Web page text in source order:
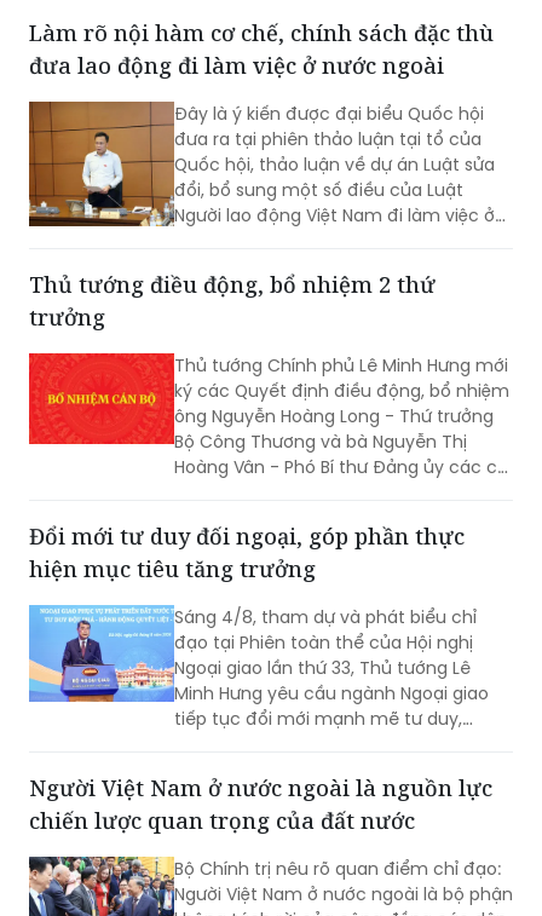
gọn, dễ thực hiện và có sức sống lâu
dài; làm cho tổ chức mạnh hơn, bộ
máy thông suốt và trách nhiệm rõ hơn,
quyền lực được kiểm soát tốt hơn, chất
lượng đảng viên và tổ chức cơ sở đảng
cao hơn...
Làm rõ nội hàm cơ chế, chính sách đặc thù
đưa lao động đi làm việc ở nước ngoài
Đây là ý kiến được đại biểu Quốc hội
đưa ra tại phiên thảo luận tại tổ của
đổi, bổ sung một số điều của Luật
Người lao động Việt Nam đi làm việc ở
Thủ tướng điều động, bổ nhiệm 2 thứ
trưởng
Thủ tướng Chính phủ Lê Minh Hưng mới
ký các Quyết định điều động, bổ nhiệm
Bộ Công Thương và bà Nguyễn Thị
Hoàng Vân - Phó Bí thư Đảng ủy các cơ
quan Đảng Trung ương, giữ chức Thứ
trưởng Bộ Ngoại giao.
Đổi mới tư duy đối ngoại, góp phần thực
hiện mục tiêu tăng trưởng
Sáng 4/8, tham dự và phát biểu chỉ
đạo tại Phiên toàn thể của Hội nghị
Minh Hưng yêu cầu ngành Ngoại giao
tiếp tục đổi mới mạnh mẽ tư duy,
phương thức triển khai công tác đối
ngoại theo hướng chủ động hơn, thực
chất hơn, đồng hành chặt chẽ hơn với
các Bộ, ngành, địa phương và cộng
Người Việt Nam ở nước ngoài là nguồn lực
chiến lược quan trọng của đất nước